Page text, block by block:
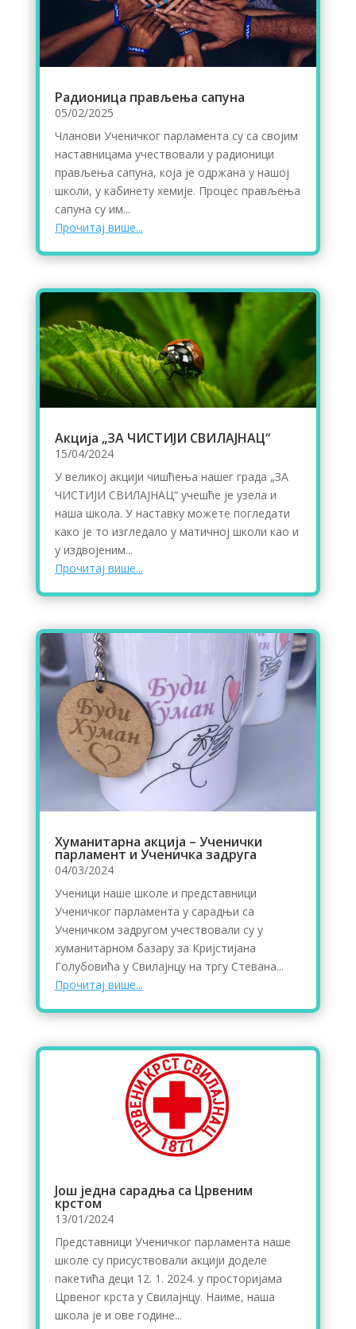
Радионица прављења сапуна
05/02/2025
Чланови Ученичког парламента су са својим
наставницама учествовали у радионици
прављења сапуна, која је одржана у нашој
школи, у кабинету хемије. Процес прављења
сапуна су им...
Прочитај више...
Акција „ЗА ЧИСТИЈИ СВИЛАЈНАЦ“
15/04/2024
У великој акцији чишћења нашег града „ЗА
ЧИСТИЈИ СВИЛАЈНАЦ“ учешће је узела и
наша школа. У наставку можете погледати
како је то изгледало у матичној школи као и
у издвојеним...
Прочитај више...
Хуманитарна акција – Ученички
парламент и Ученичка задруга
04/03/2024
Ученици наше школе и представници
Ученичког парламента у сарадњи са
Ученичком задругом учествовали су у
хуманитарном базару за Кријстијана
Голубовића у Свилајнцу на тргу Стевана...
Прочитај више...
Још једна сарадња са Црвеним
крстом
13/01/2024
Представници Ученичког парламента наше
школе су присуствовали акцији доделе
пакетића деци 12. 1. 2024. у просторијама
Црвеног крста у Свилајнцу. Наиме, наша
школа је и ове године...